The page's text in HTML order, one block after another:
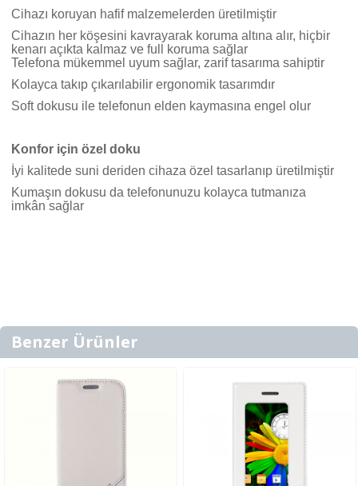
Cihazı koruyan hafif malzemelerden üretilmiştir
Cihazın her köşesini kavrayarak koruma altına alır, hiçbir
kenarı açıkta kalmaz ve full koruma sağlar
Telefona mükemmel uyum sağlar, zarif tasarıma sahiptir
Kolayca takıp çıkarılabilir ergonomik tasarımdır
Soft dokusu ile telefonun elden kaymasına engel olur
Konfor için özel doku
İyi kalitede suni deriden cihaza özel tasarlanıp üretilmiştir
Kumaşın dokusu da telefonunuzu kolayca tutmanıza
imkân sağlar
Benzer Ürünler